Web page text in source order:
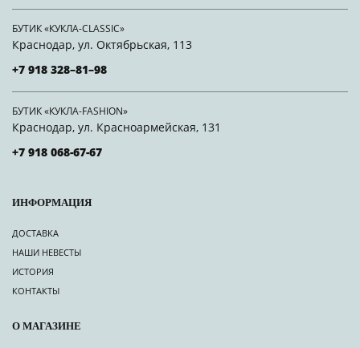
БУТИК «КУКЛА-CLASSIC»
Краснодар, ул. Октябрьская, 113
+7 918 328–81–98
БУТИК «КУКЛА-FASHION»
Краснодар, ул. Красноармейская, 131
+7 918 068-67-67
ИНФОРМАЦИЯ
ДОСТАВКА
НАШИ НЕВЕСТЫ
ИСТОРИЯ
КОНТАКТЫ
О МАГАЗИНЕ